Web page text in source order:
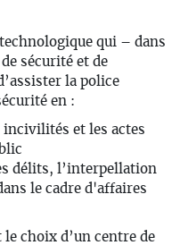
qui – dans
sécurité et de
la police
en :
et les actes
délits, l’interpellation
le cadre d'affaires
choix d’un centre de